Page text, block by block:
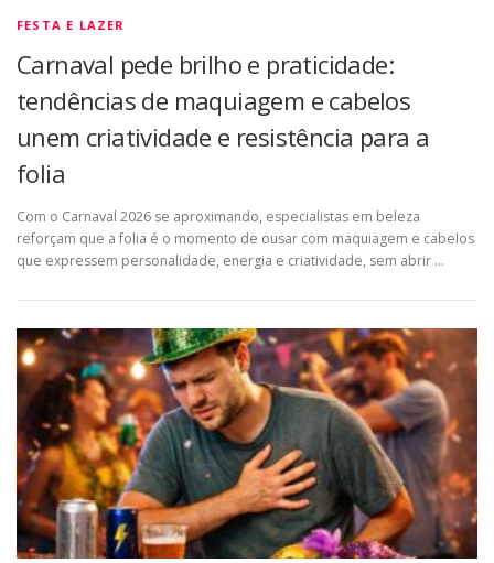
FESTA E LAZER
Carnaval pede brilho e praticidade:
tendências de maquiagem e cabelos
unem criatividade e resistência para a
folia
Com o Carnaval 2026 se aproximando, especialistas em beleza
reforçam que a folia é o momento de ousar com maquiagem e cabelos
que expressem personalidade, energia e criatividade, sem abrir …